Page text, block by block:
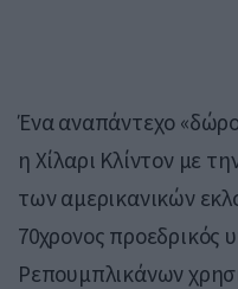
Ένα αναπάντεχο
η Χίλαρι Κλίντον με
των αμερικανικών
70χρονος προεδρικός
Ρεπουμπλικάνων